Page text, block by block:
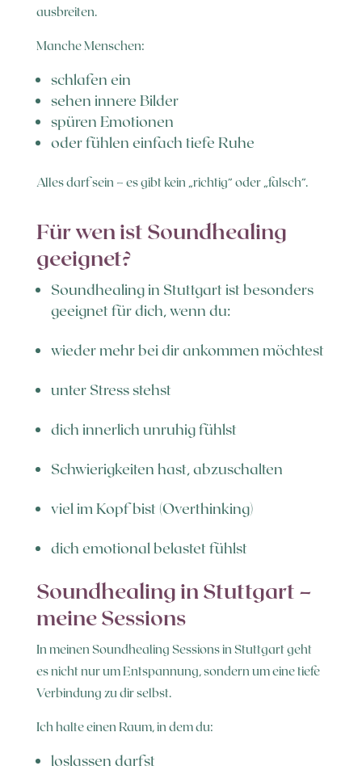
ausbreiten.
Manche Menschen:
schlafen ein
sehen innere Bilder
spüren Emotionen
oder fühlen einfach tiefe Ruhe
Alles darf sein – es gibt kein „richtig“ oder „falsch“.
Für wen ist Soundhealing
geeignet?
Soundhealing in Stuttgart ist besonders
geeignet für dich, wenn du:
wieder mehr bei dir ankommen möchtest
unter Stress stehst
dich innerlich unruhig fühlst
Schwierigkeiten hast, abzuschalten
viel im Kopf bist (Overthinking)
dich emotional belastet fühlst
Soundhealing in Stuttgart –
meine Sessions
In meinen Soundhealing Sessions in Stuttgart geht
es nicht nur um Entspannung, sondern um eine tiefe
Verbindung zu dir selbst.
Ich halte einen Raum, in dem du:
loslassen darfst